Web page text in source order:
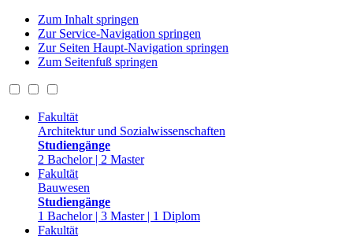
Zum Inhalt springen
Zur Service-Navigation springen
Zur Seiten Haupt-Navigation springen
Zum Seitenfuß springen
Fakultät
Architektur und Sozialwissenschaften
Studiengänge
2 Bachelor | 2 Master
Fakultät
Bauwesen
Studiengänge
1 Bachelor | 3 Master | 1 Diplom
Fakultät